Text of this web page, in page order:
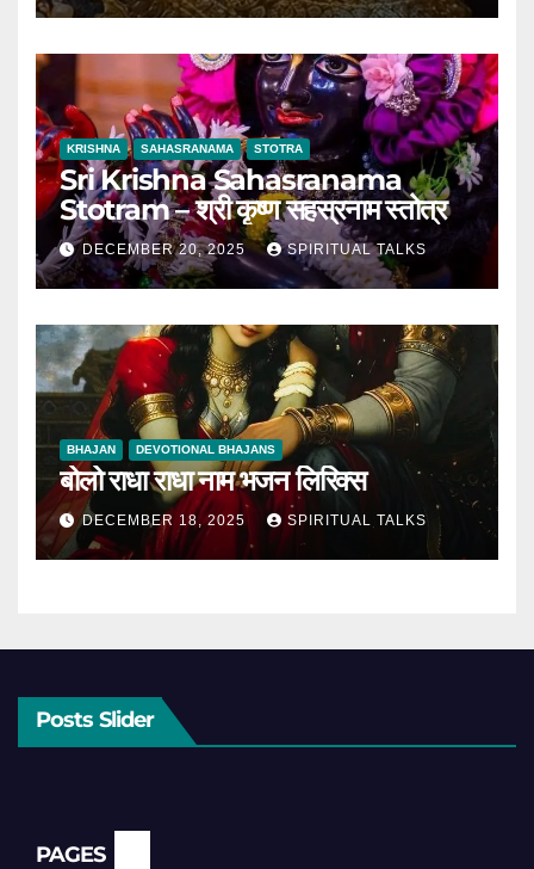
KRISHNA SAHASRANAMA STOTRA
Sri Krishna Sahasranama
Stotram – श्री कृष्ण सहस्रनाम स्तोत्र
DECEMBER 20, 2025 SPIRITUAL TALKS
BHAJAN DEVOTIONAL BHAJANS
बोलो राधा राधा नाम भजन लिरिक्स
DECEMBER 18, 2025 SPIRITUAL TALKS
Posts Slider
PAGES